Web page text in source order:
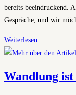
bereits beeindruckend.
Gespräche, und wir
Weiterlesen
über
und
Wandlung ist